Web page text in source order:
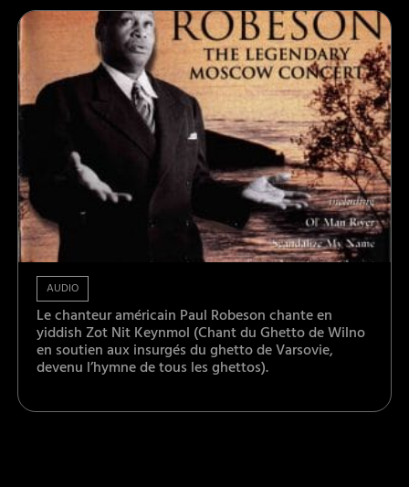
AUDIO
Le chanteur américain Paul Robeson chante en
yiddish Zot Nit Keynmol (Chant du Ghetto de Wilno
en soutien aux insurgés du ghetto de Varsovie,
devenu l’hymne de tous les ghettos).